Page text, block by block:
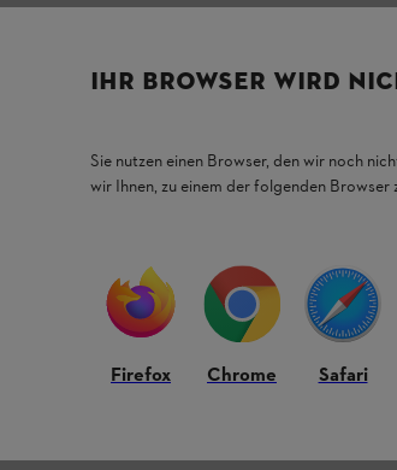
IHR BROWSER WIRD
Sie nutzen einen Browser, den wir noch
wir Ihnen, zu einem der folgenden Browser
Firefox Chrome Safari